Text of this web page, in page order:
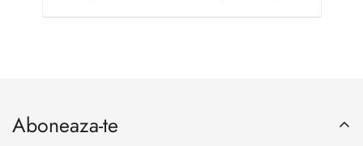
Aboneaza-te